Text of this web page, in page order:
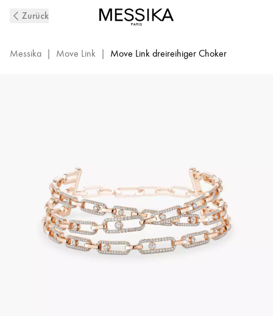
Zurück
Messika | Move Link | Move Link dreireihiger Choker